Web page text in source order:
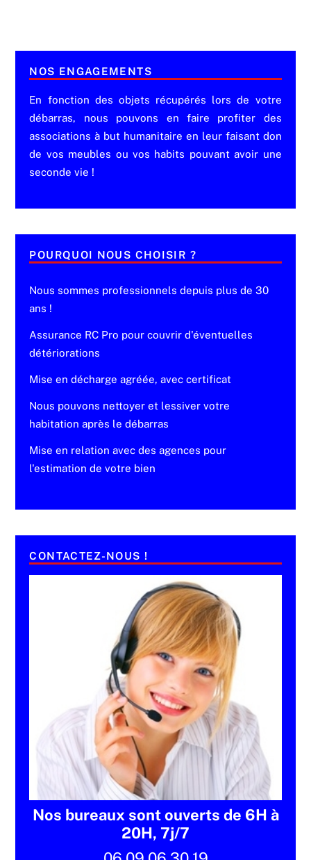
NOS ENGAGEMENTS
En fonction des objets récupérés lors de votre
débarras, nous pouvons en faire profiter des
associations à but humanitaire en leur faisant don
de vos meubles ou vos habits pouvant avoir une
seconde vie !
POURQUOI NOUS CHOISIR ?
Nous sommes professionnels depuis plus de 30
ans !
Assurance RC Pro pour couvrir d'éventuelles
détériorations
Mise en décharge agréée, avec certificat
Nous pouvons nettoyer et lessiver votre
habitation après le débarras
Mise en relation avec des agences pour
l'estimation de votre bien
CONTACTEZ-NOUS !
Nos bureaux sont ouverts de 6H à
20H, 7j/7